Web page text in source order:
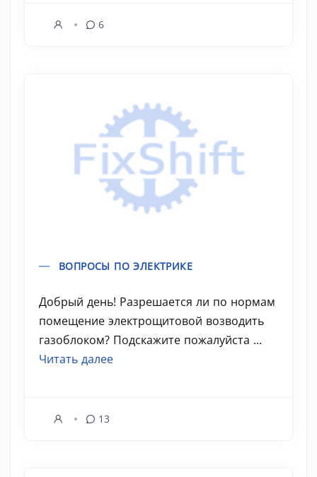
6
ВОПРОСЫ ПО ЭЛЕКТРИКЕ
Добрый день! Разрешается ли по нормам
помещение электрощитовой возводить
газоблоком? Подскажите пожалуйста ...
Читать далее
13